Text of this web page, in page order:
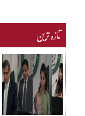
تازہ ترین